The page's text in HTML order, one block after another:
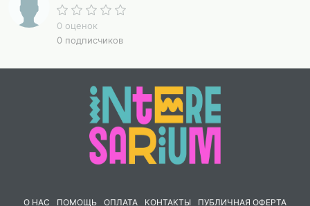
Задачи занятия:
научить рисовать веточки вербы;
познакомить с приемами рисование пальцами;
познакомить с художниками которые рисуют
0 оценок
0 подписчиков
О НАС ПОМОЩЬ ОПЛАТА КОНТАКТЫ
ПУБЛИЧНАЯ ОФЕРТА